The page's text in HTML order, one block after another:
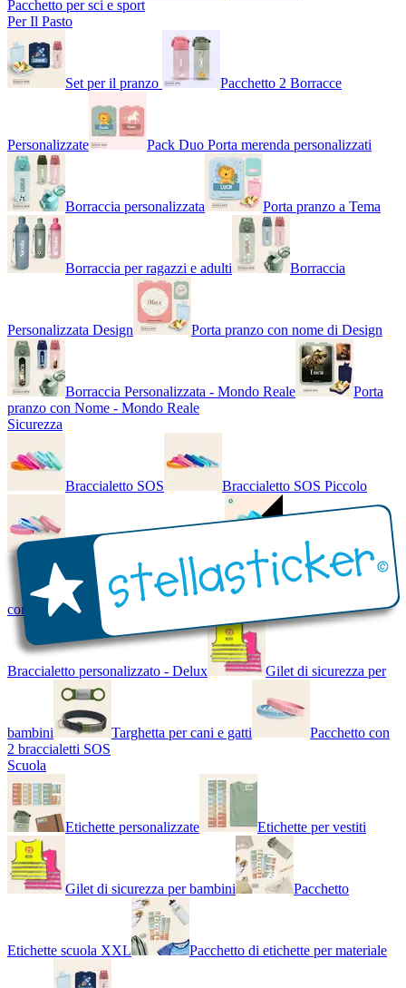
Pacchetto per sci e sport
Per Il Pasto
Set per il pranzo Pacchetto 2 Borracce
Personalizzate Pack Duo Porta merenda personalizzati
Borraccia personalizzata Porta pranzo a Tema
Borraccia per ragazzi e adulti Borraccia
Personalizzata Design Porta pranzo con nome di Design
Borraccia Personalizzata - Mondo Reale
Porta
pranzo con Nome - Mondo Reale
Sicurezza
Braccialetto SOS Braccialetto SOS Piccolo
Braccialetto SOS - Bicolore Braccialetto SOS
con Nome - Luminoso
Braccialetto personalizzato - Delux Gilet di sicurezza per
bambini Targhetta per cani e gatti
Pacchetto con
2 braccialetti SOS
Scuola
Etichette personalizzate Etichette per vestiti
Gilet di sicurezza per bambini Pacchetto
Etichette scuola XXL Pacchetto di etichette per materiale